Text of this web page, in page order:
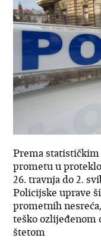
Prema
prometu u
26. travnja do 2.
Policijske uprave
prometnih
teško ozlijeđenom
štetom